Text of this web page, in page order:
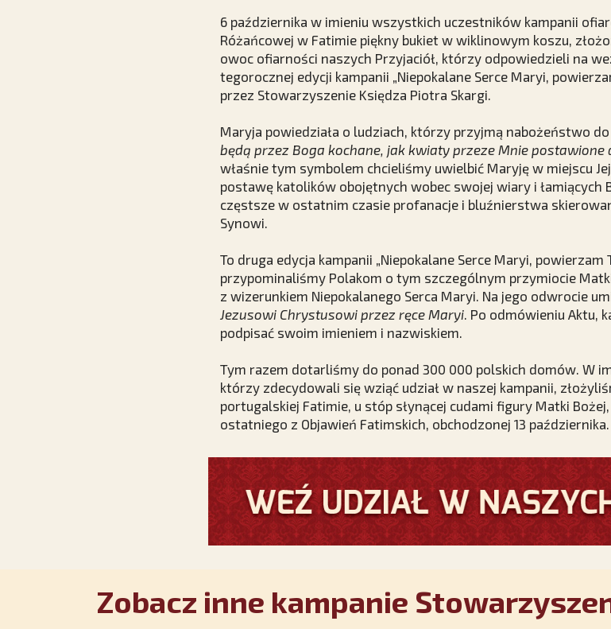
6 października w imieniu wszystkich uczestników kampanii
Różańcowej w Fatimie piękny bukiet w wiklinowym koszu,
owoc ofiarności naszych Przyjaciół, którzy odpowiedzieli na
tegorocznej edycji kampanii „Niepokalane Serce Maryi,
przez Stowarzyszenie Księdza Piotra Skargi.
Maryja powiedziała o ludziach, którzy przyjmą nabożeństwo do
będą przez Boga kochane, jak kwiaty przeze Mnie postawione
właśnie tym symbolem chcieliśmy uwielbić Maryję w miejscu
postawę katolików obojętnych wobec swojej wiary i łamiących
częstsze w ostatnim czasie profanacje i bluźnierstwa
Synowi.
To druga edycja kampanii „Niepokalane Serce Maryi, powierzam
przypominaliśmy Polakom o tym szczególnym przymiocie
z wizerunkiem Niepokalanego Serca Maryi. Na jego odwrocie
Jezusowi Chrystusowi przez ręce Maryi. Po odmówieniu Aktu,
podpisać swoim imieniem i nazwiskiem.
Tym razem dotarliśmy do ponad 300 000 polskich domów. W
którzy zdecydowali się wziąć udział w naszej kampanii,
portugalskiej Fatimie, u stóp słynącej cudami figury Matki
ostatniego z Objawień Fatimskich, obchodzonej 13 października.
Zobacz inne kampanie